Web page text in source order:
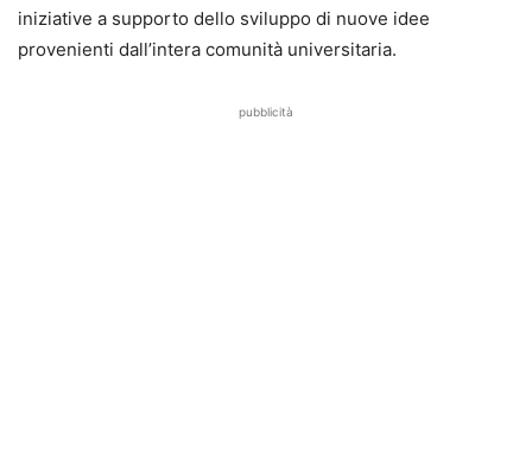
iniziative a supporto dello sviluppo di nuove idee
provenienti dall’intera comunità universitaria.
pubblicità